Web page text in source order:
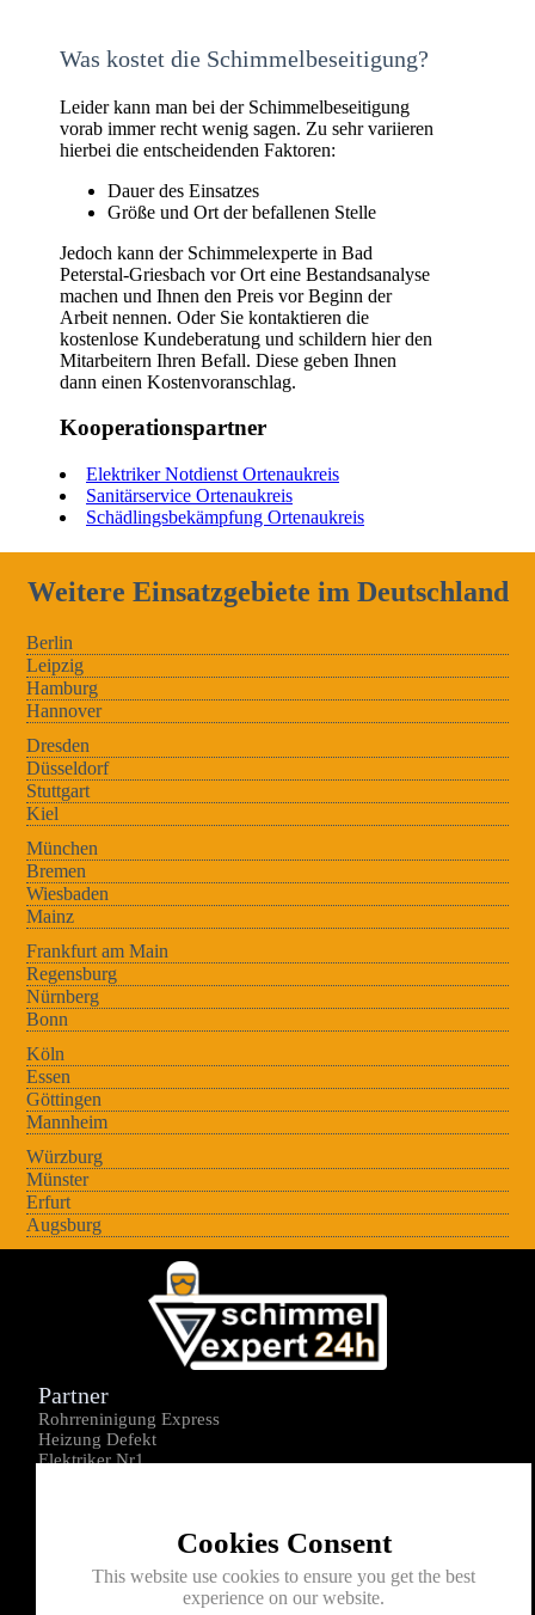
Was kostet die Schimmelbeseitigung?
Leider kann man bei der Schimmelbeseitigung
vorab immer recht wenig sagen. Zu sehr variieren
hierbei die entscheidenden Faktoren:
Dauer des Einsatzes
Größe und Ort der befallenen Stelle
Jedoch kann der Schimmelexperte in Bad
Peterstal-Griesbach vor Ort eine Bestandsanalyse
machen und Ihnen den Preis vor Beginn der
Arbeit nennen. Oder Sie kontaktieren die
kostenlose Kundeberatung und schildern hier den
Mitarbeitern Ihren Befall. Diese geben Ihnen
dann einen Kostenvoranschlag.
Kooperationspartner
Elektriker Notdienst Ortenaukreis
Sanitärservice Ortenaukreis
Schädlingsbekämpfung Ortenaukreis
Weitere Einsatzgebiete im Deutschland
Berlin
Leipzig
Hamburg
Hannover
Dresden
Düsseldorf
Stuttgart
Kiel
München
Bremen
Wiesbaden
Mainz
Frankfurt am Main
Regensburg
Nürnberg
Bonn
Köln
Essen
Göttingen
Mannheim
Würzburg
Münster
Erfurt
Augsburg
Cookies Consent
This website use cookies to ensure you get the best
experience on our website.
Partner
Rohrreninigung Express
Heizung Defekt
Elektriker Nr1
Kontakt